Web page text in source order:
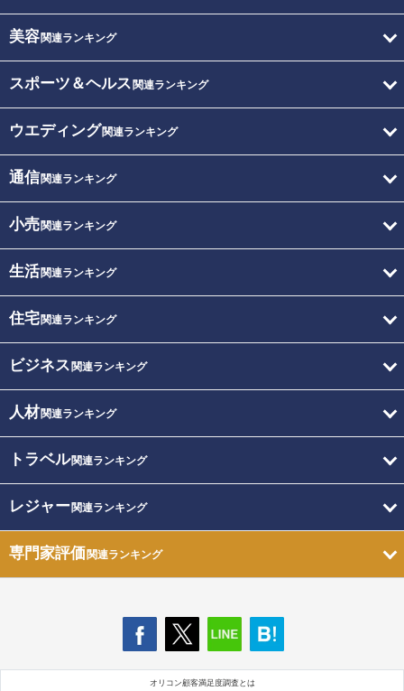
美容関連ランキング
スポーツ＆ヘルス 関連ランキング
ウエディング関連ランキング
通信関連ランキング
小売関連ランキング
生活関連ランキング
住宅関連ランキング
ビジネス 関連ランキング
人材関連ランキング
トラベル関連ランキング
レジャー関連ランキング
専門家評価関連ランキング
オリコン顧客満足度調査とは